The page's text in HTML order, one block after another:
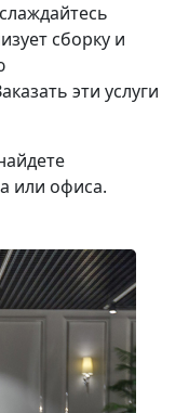
сборку и
эти услуги
или офиса.